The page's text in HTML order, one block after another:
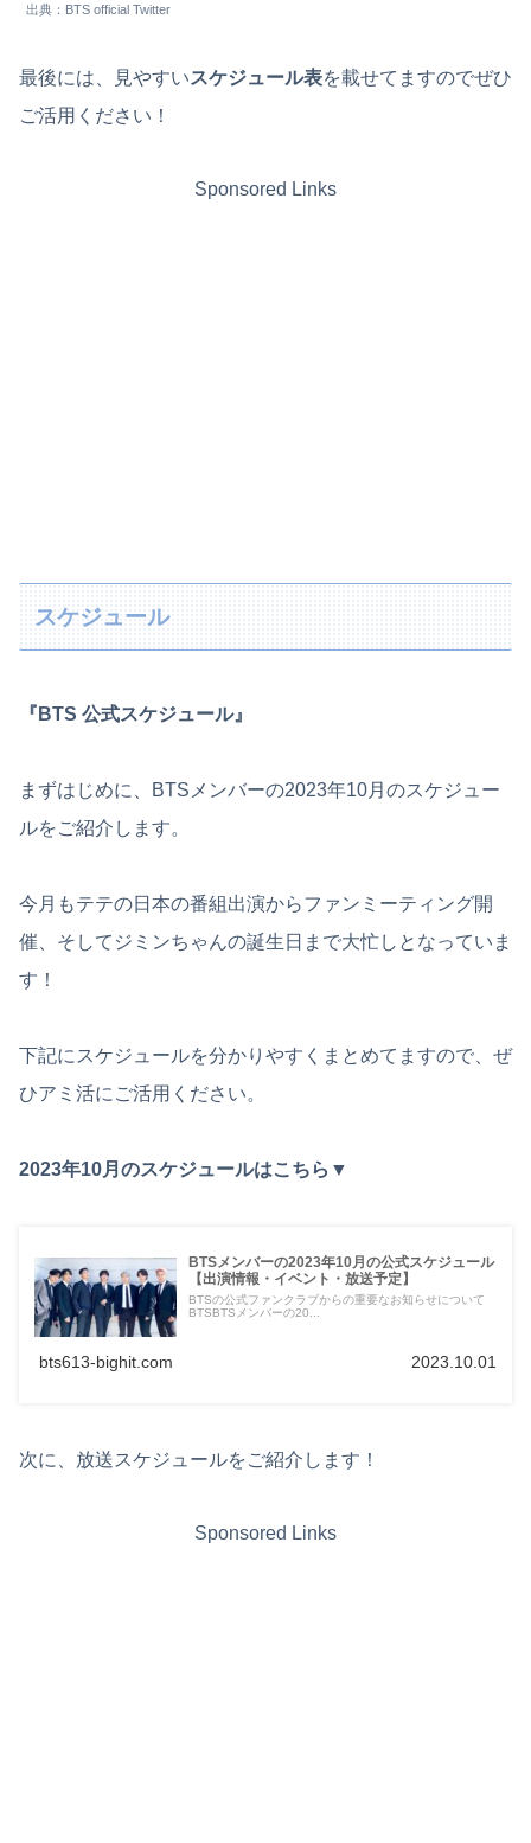
出典：BTS official Twitter
最後には、見やすいスケジュール表を載せてますのでぜひ
ご活用ください！
Sponsored Links
スケジュール
『BTS 公式スケジュール』
まずはじめに、BTSメンバーの2023年10月のスケジュー
ルをご紹介します。
今月もテテの日本の番組出演からファンミーティング開
催、そしてジミンちゃんの誕生日まで大忙しとなっていま
す！
下記にスケジュールを分かりやすくまとめてますので、ぜ
ひアミ活にご活用ください。
2023年10月のスケジュールはこちら▼
BTSメンバーの2023年10月の公式スケジュール
【出演情報・イベント・放送予定】
BTSの公式ファンクラブからの重要なお知らせについて
BTSBTSメンバーの20...
bts613-bighit.com 2023.10.01
次に、放送スケジュールをご紹介します！
Sponsored Links